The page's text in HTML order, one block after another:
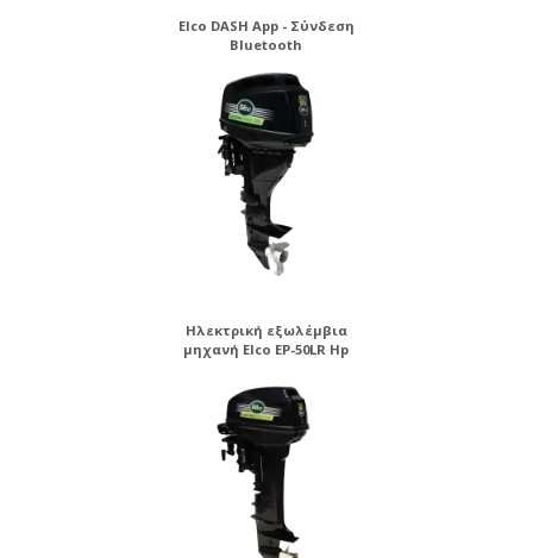
Elco DASH App - Σύνδεση
Bluetooth
Ηλεκτρική εξωλέμβια
μηχανή Elco EP-50LR Hp